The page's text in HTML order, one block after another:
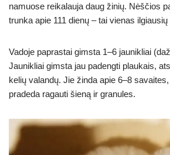
namuose reikalauja daug žinių. Nėščios
trunka apie 111 dienų – tai vienas
Vadoje paprastai gimsta 1–6 jaunikliai
Jaunikliai gimsta jau padengti plaukais,
kelių valandų. Jie žinda apie 6–8
pradeda ragauti šieną ir granules.